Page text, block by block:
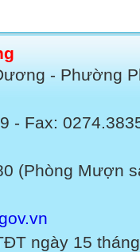
- Phường
- Fax:
Mượn sách
ngày 15